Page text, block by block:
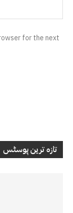
for the next
تازہ ترین پوسٹس